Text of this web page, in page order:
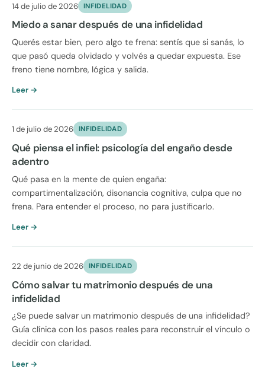
14 de julio de 2026 INFIDELIDAD
Miedo a sanar después de una infidelidad
Querés estar bien, pero algo te frena: sentís que si sanás, lo
que pasó queda olvidado y volvés a quedar expuesta. Ese
freno tiene nombre, lógica y salida.
Leer →
1 de julio de 2026 INFIDELIDAD
Qué piensa el infiel: psicología del engaño desde
adentro
Qué pasa en la mente de quien engaña:
compartimentalización, disonancia cognitiva, culpa que no
frena. Para entender el proceso, no para justificarlo.
Leer →
22 de junio de 2026 INFIDELIDAD
Cómo salvar tu matrimonio después de una
infidelidad
¿Se puede salvar un matrimonio después de una infidelidad?
Guía clínica con los pasos reales para reconstruir el vínculo o
decidir con claridad.
Leer →